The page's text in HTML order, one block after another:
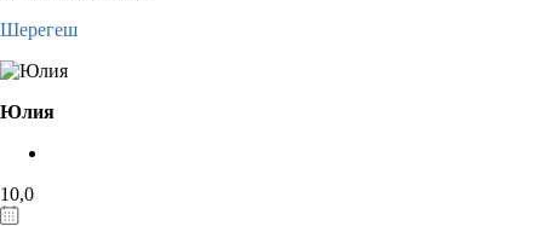
Шерегеш
Юлия
10,0